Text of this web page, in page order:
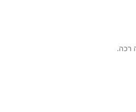
רכה.